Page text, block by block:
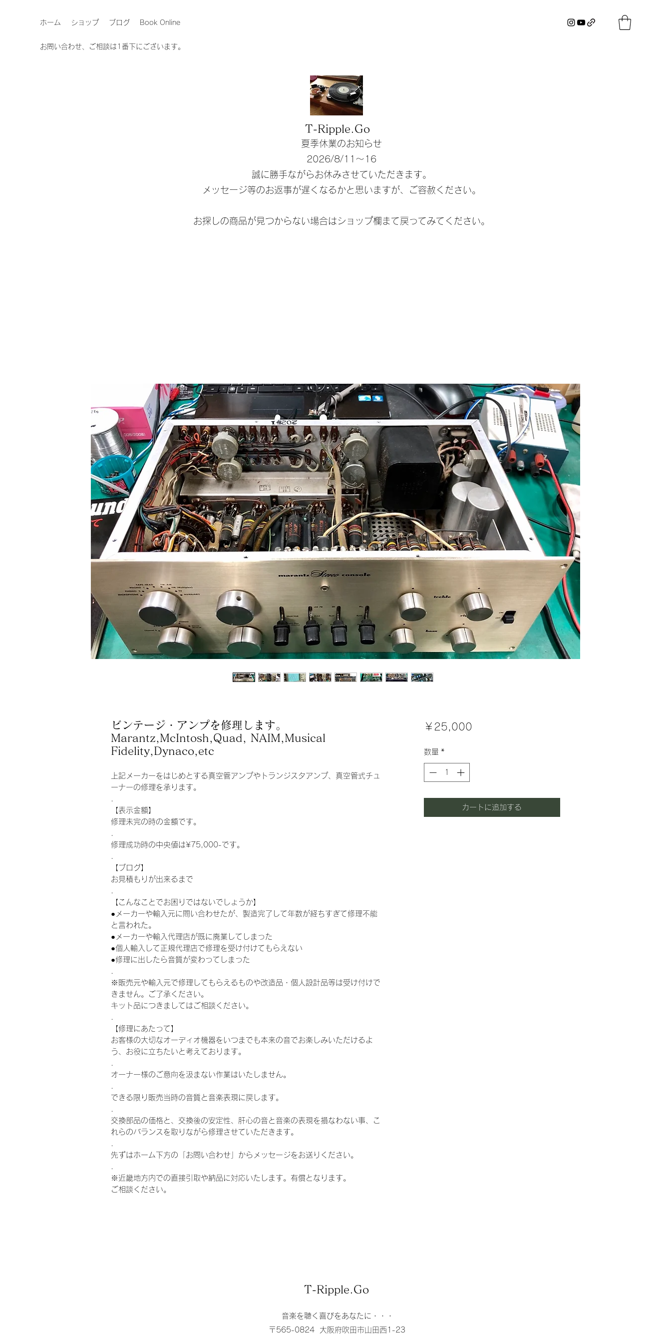
ホーム ショップ ブログ Book Online
お問い合わせ、ご相談は1番下にございます。
T-Ripple.Go
夏季休業のお知らせ
​2026/8/11〜16
誠に勝手ながらお休みさせていただきます。
​メッセージ等のお返事が遅くなるかと思いますが、ご容赦ください。
​お探しの商品が見つからない場合はショップ欄まて戻ってみてください。
ビンテージ・アンプを修理します。
Marantz,McIntosh,Quad, NAIM,Musical
Fidelity,Dynaco,etc
上記メーカーをはじめとする真空管アンプやトランジスタアンプ、真空管式チュ
ーナーの修理を承ります。
【表示金額】
修理未完の時の金額です。
修理成功時の中央値は¥75,000-です。
【ブログ】
お見積もりが出来るまで
【こんなことでお困りではないでしょうか】
●メーカーや輸入元に問い合わせたが、製造完了して年数が経ちすぎて修理不能
と言われた。
●メーカーや輸入代理店が既に廃業してしまった
●個人輸入して正規代理店で修理を受け付けてもらえない
●修理に出したら音質が変わってしまった
※販売元や輸入元で修理してもらえるものや改造品・個人設計品等は受け付けで
きません。ご了承ください。
キット品につきましてはご相談ください。
【修理にあたって】
お客様の大切なオーディオ機器をいつまでも本来の音でお楽しみいただけるよ
う、お役に立ちたいと考えております。
オーナー様のご意向を汲まない作業はいたしません。
できる限り販売当時の音質と音楽表現に戻します。
交換部品の価格と、交換後の安定性、肝心の音と音楽の表現を損なわない事、こ
れらのバランスを取りながら修理させていただきます。
先ずはホーム下方の「お問い合わせ」からメッセージをお送りください。
※近畿地方内での直接引取や納品に対応いたします。有償となります。
ご相談ください。
￥25,000価
数量 *
カートに追加する
T-Ripple.Go
音楽を聴く喜びをあなたに・・・
〒565-0824 大阪府吹田市山田西1-23